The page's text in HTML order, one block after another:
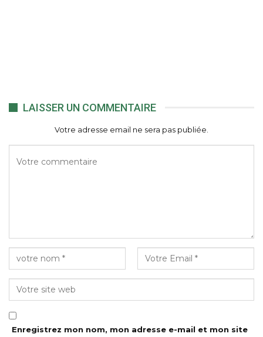
LAISSER UN COMMENTAIRE
Votre adresse email ne sera pas publiée.
Enregistrez mon nom, mon adresse e-mail et mon site